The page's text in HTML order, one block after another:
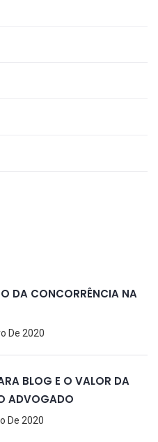
DA CONCORRÊNCIA NA
De 2020
BLOG E O VALOR DA
ADVOGADO
De 2020